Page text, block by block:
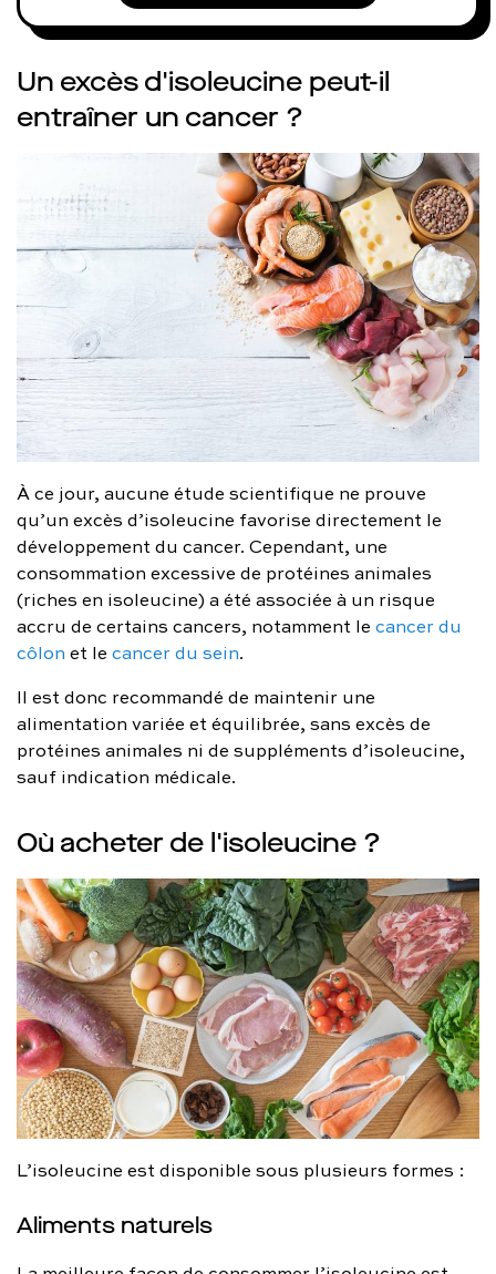
Un excès d'isoleucine peut-il
entraîner un cancer ?
À ce jour, aucune étude scientifique ne prouve
qu’un excès d’isoleucine favorise directement le
développement du cancer. Cependant, une
consommation excessive de protéines animales
(riches en isoleucine) a été associée à un risque
accru de certains cancers, notamment le cancer du
côlon et le cancer du sein.
Il est donc recommandé de maintenir une
alimentation variée et équilibrée, sans excès de
protéines animales ni de suppléments d’isoleucine,
sauf indication médicale.
Où acheter de l'isoleucine ?
L’isoleucine est disponible sous plusieurs formes :
Aliments naturels